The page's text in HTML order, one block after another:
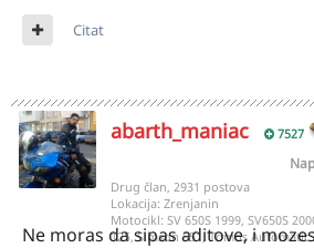
Citat
abarth_maniac 7527
Drug član, 2931 postova
Lokacija: Zrenjanin
Motocikl: SV 650S 1999, SV650S
125, Simson S51, Tomos Automatic
Ne moras da sipas aditove, i